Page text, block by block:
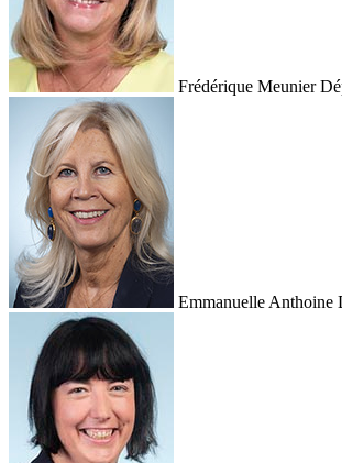
Frédérique Meunier
Emmanuelle Anthoine